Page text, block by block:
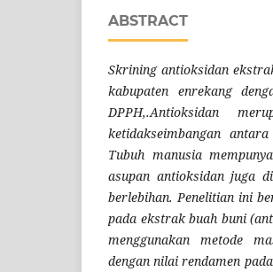
ABSTRACT
Skrining antioksidan
kabupaten enrekang
DPPH,.Antioksidan
ketidakseimbangan
Tubuh manusia
asupan antioksidan juga
berlebihan. Penelitian ini
pada ekstrak buah buni
menggunakan metode
dengan nilai rendamen